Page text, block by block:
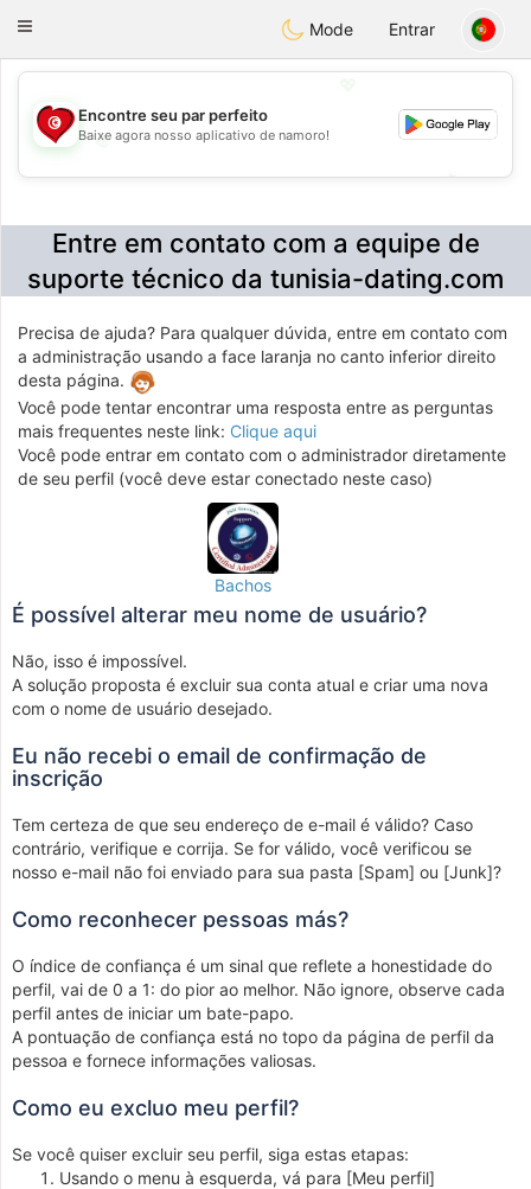
Tunisia Dating
Toggle
Mode Entrar
💖
💕
Encontre seu par perfeito
Baixe agora nosso aplicativo de namoro!
Entre em contato com a equipe de
suporte técnico da tunisia-dating.com
Precisa de ajuda? Para qualquer dúvida, entre em contato com
a administração usando a face laranja no canto inferior direito
desta página.
Você pode tentar encontrar uma resposta entre as perguntas
mais frequentes neste link: Clique aqui
Você pode entrar em contato com o administrador diretamente
de seu perfil (você deve estar conectado neste caso)
Bachos
É possível alterar meu nome de usuário?
Não, isso é impossível.
A solução proposta é excluir sua conta atual e criar uma nova
com o nome de usuário desejado.
Eu não recebi o email de confirmação de
inscrição
Tem certeza de que seu endereço de e-mail é válido? Caso
contrário, verifique e corrija. Se for válido, você verificou se
nosso e-mail não foi enviado para sua pasta [Spam] ou [Junk]?
Como reconhecer pessoas más?
O índice de confiança é um sinal que reflete a honestidade do
perfil, vai de 0 a 1: do pior ao melhor. Não ignore, observe cada
perfil antes de iniciar um bate-papo.
A pontuação de confiança está no topo da página de perfil da
pessoa e fornece informações valiosas.
Como eu excluo meu perfil?
Se você quiser excluir seu perfil, siga estas etapas:
Usando o menu à esquerda, vá para [Meu perfil]